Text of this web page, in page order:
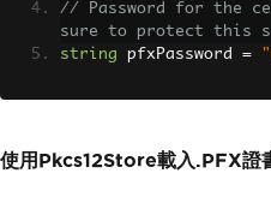
// Password for the
sure to protect this
string pfxPassword =
使用Pkcs12Store載入.PFX證